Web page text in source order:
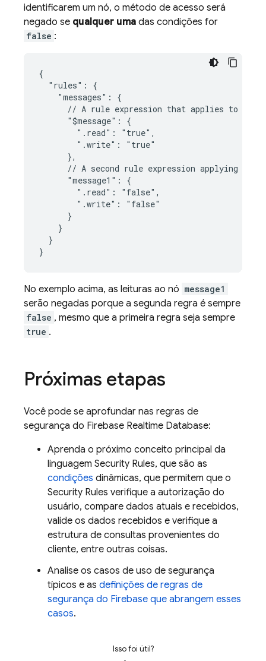
identificarem um nó, o método de acesso será
negado se qualquer uma das condições for
false :
{
  "rules": {
    "messages": {
// A rule expression that applies to all
      "$message": {
        ".read": "true",
        ".write": "true"
      },
// A second rule expression applying
      "message1": {
        ".read": "false",
        ".write": "false"
      }
    }
  }
}
No exemplo acima, as leituras ao nó message1
serão negadas porque a segunda regra é sempre
false , mesmo que a primeira regra seja sempre
true .
Próximas etapas
Você pode se aprofundar nas regras de
segurança do Firebase Realtime Database:
Aprenda o próximo conceito principal da
linguagem Security Rules, que são as
condições dinâmicas, que permitem que o
Security Rules verifique a autorização do
usuário, compare dados atuais e recebidos,
valide os dados recebidos e verifique a
estrutura de consultas provenientes do
cliente, entre outras coisas.
Analise os casos de uso de segurança
típicos e as definições de regras de
segurança do Firebase que abrangem esses
casos.
Isso foi útil?